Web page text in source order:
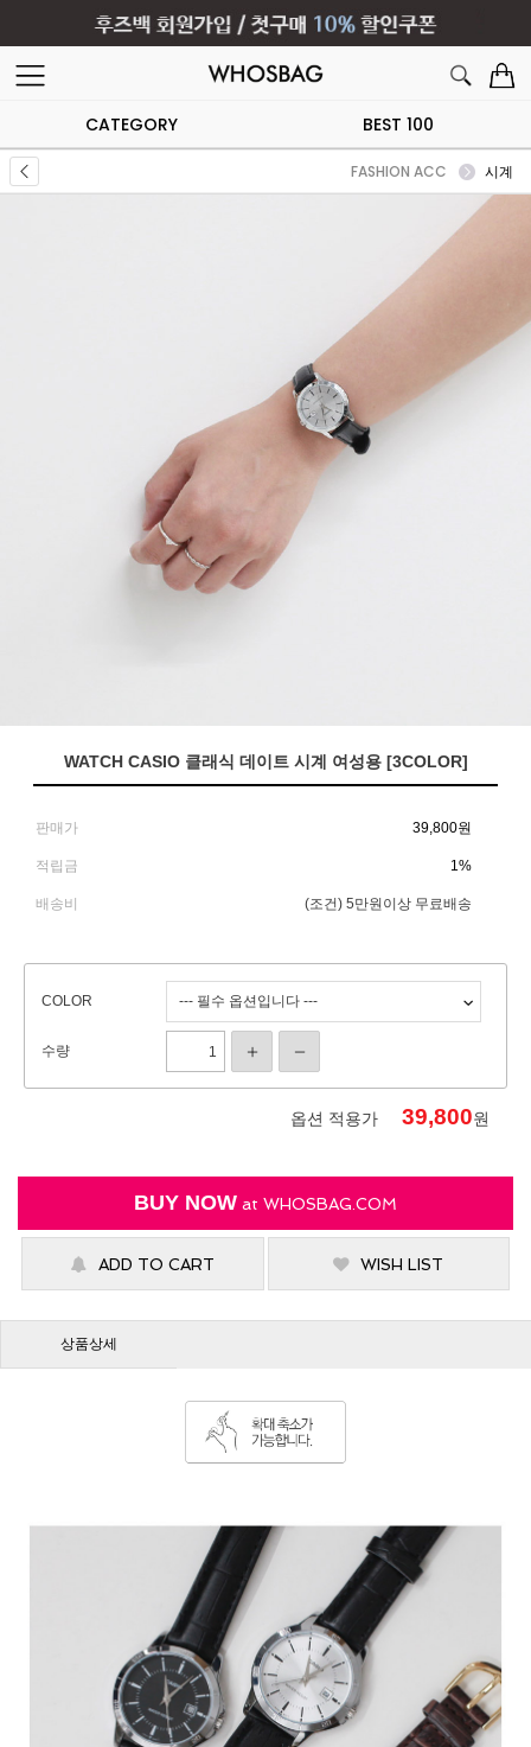
CATEGORY BEST 100
FASHION ACC 시계
WATCH CASIO 클래식 데이트 시계 여성용 [3COLOR]
판매가 39,800원
적립금 1%
배송비 (조건) 5만원이상 무료배송
COLOR
수량
옵션 적용가 39,800원
BUY NOW at WHOSBAG.COM
ADD TO CART WISH LIST
상품상세